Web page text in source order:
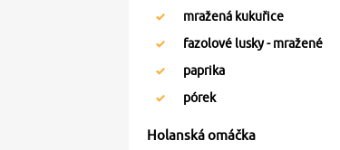
mražená kukuřice
fazolové lusky - mražené
paprika
pórek
Holanská omáčka